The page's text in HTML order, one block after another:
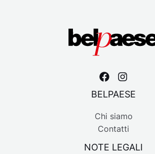
BELPAESE
Chi siamo
Contatti
NOTE LEGALI